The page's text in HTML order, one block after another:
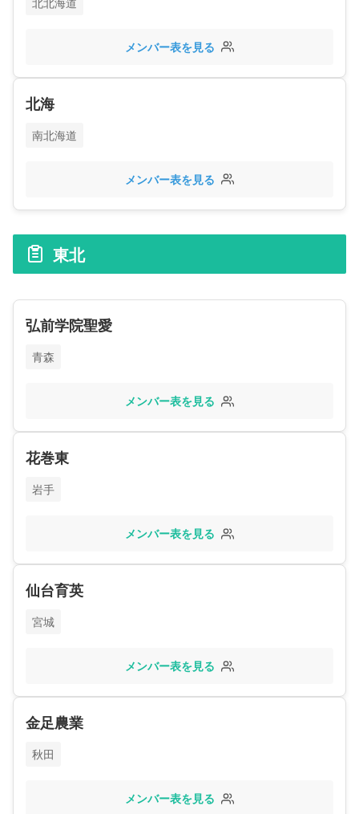
メンバー表を見る
北海
南北海道
メンバー表を見る
東北
弘前学院聖愛
青森
メンバー表を見る
花巻東
岩手
メンバー表を見る
仙台育英
宮城
メンバー表を見る
金足農業
秋田
メンバー表を見る